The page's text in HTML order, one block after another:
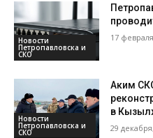
Новости
Петропавловска и
СКО
17
Новости
Петропавловска и
СКО
Аким
в
29